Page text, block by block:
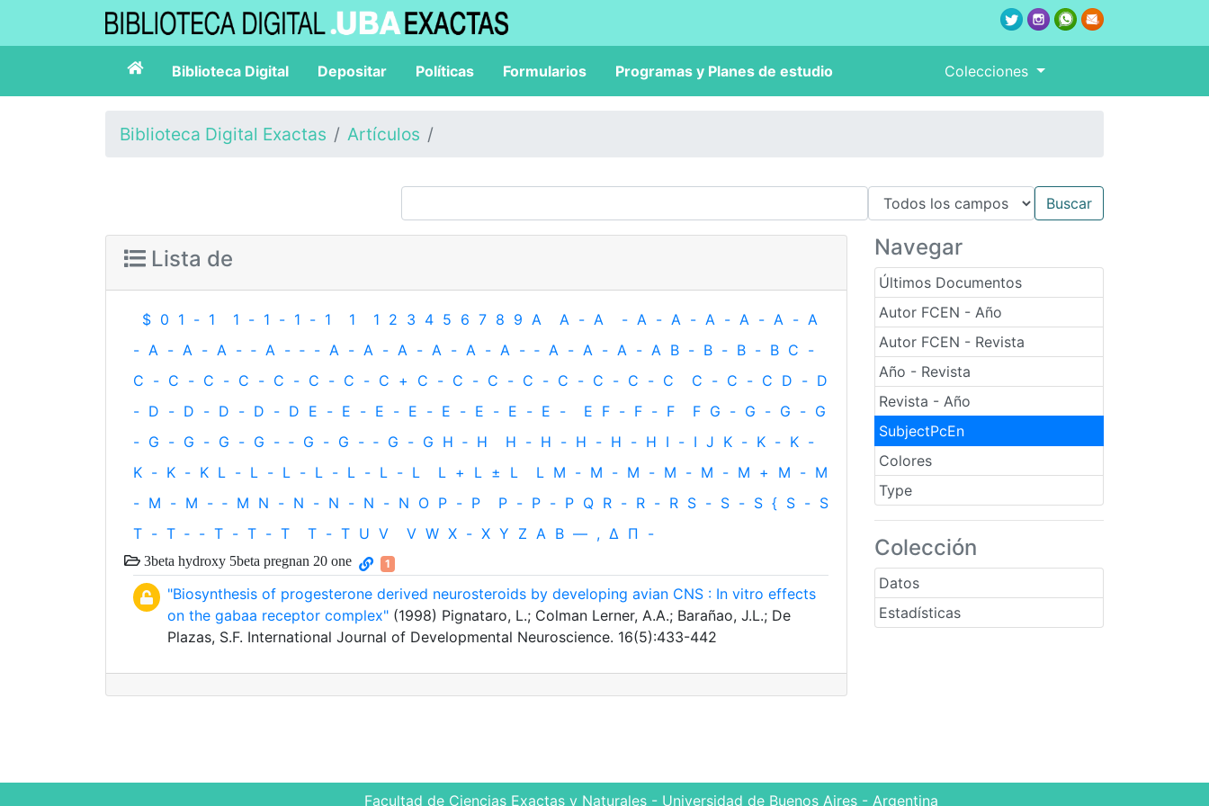
Biblioteca Digital Depositar Políticas Formularios Programas y Planes de estudio Colecciones
Biblioteca Digital Exactas Artículos
Navegar
Últimos Documentos
Autor FCEN - Año
Autor FCEN - Revista
Año - Revista
Revista - Año
SubjectPcEn
Colores
Type
Colección
Datos
Estadísticas
Lista de
$ 0 1 - 1 1 - 1 - 1 - 1 1 1 2 3 4 5 6 7 8 9 A A - A - A - A - A - A - A - A
- A - A - A - ‐ A - ‐ - A - A - A - A - A - A - ‐ A - A - A - A B - B - B - B C -
C - C - C - C - C - C - C - C + C - C - C - C - C - C - C - C C - C - C D - D
- D - D - D - D - D E - E - E - E - E - E - E - E - E F - F - F F G - G - G - G
- G - G - G - G - ‐ G - G - ‐ G - G H ‐ H H - H - H - H - H I - I J K - K - K -
K - K - K L - L - L - L - L - L - L L + L ± L L M - M - M - M - M - M + M - M
- M - M - ‐ M N - N - N - N - N O P - P P - P - P Q R - R - R S - S - S { S - S
T - T ‐ - T - T - T T - T U V V W X - X Y Z Α Β — , Δ Π -
3beta hydroxy 5beta pregnan 20 one 1
"Biosynthesis of progesterone derived neurosteroids by developing avian CNS : In vitro effects
on the gabaa receptor complex" (1998) Pignataro, L.; Colman Lerner, A.A.; Barañao, J.L.; De
Plazas, S.F. International Journal of Developmental Neuroscience. 16(5):433-442
Facultad de Ciencias Exactas y Naturales - Universidad de Buenos Aires - Argentina